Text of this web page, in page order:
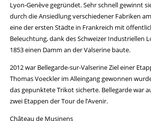
Lyon-Genève gegründet. Sehr schnell gewinnt
durch die Ansiedlung verschiedener Fabriken
eine der ersten Städte in Frankreich mit
Beleuchtung, dank des Schweizer Industriellen
1853 einen Damm an der Valserine baute.
2012 war Bellegarde-sur-Valserine Ziel einer
Thomas Voeckler im Alleingang gewonnen
das gepunktete Trikot sicherte. Bellegarde war
zwei Etappen der Tour de l’Avenir.
Château de Musinens